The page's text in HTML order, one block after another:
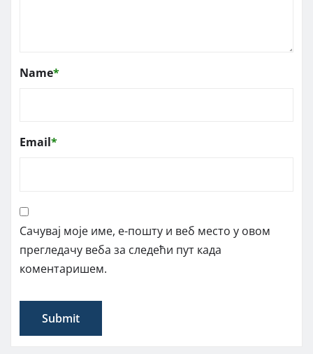
Name*
Email*
Сачувај моје име, е-пошту и веб место у овом
прегледачу веба за следећи пут када
коментаришем.